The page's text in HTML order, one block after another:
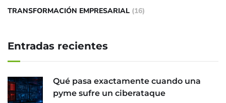
TRANSFORMACIÓN EMPRESARIAL (16)
Entradas recientes
Qué pasa exactamente cuando una
pyme sufre un ciberataque